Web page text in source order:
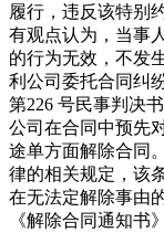
履行，违反该特别
有观点认为，当事
的行为无效，不发
利公司委托合同纠
第226 号民事判决
公司在合同中预先
途单方面解除合同
律的相关规定，该
在无法定解除事由
《解除合同通知书